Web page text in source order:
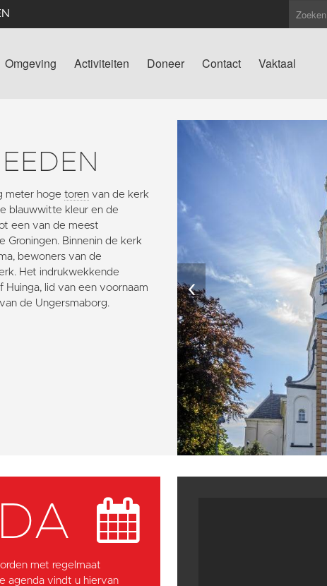
Omgeving Activiteiten Doneer Contact Vaktaal
meter hoge toren van de kerk
blauwwitte kleur en de
een van de meest
Groningen. Binnenin de kerk
bewoners van de
Het indrukwekkende
Huinga, lid van een voornaam
de Ungersmaborg.
‹
met regelmaat
agenda vindt u hiervan